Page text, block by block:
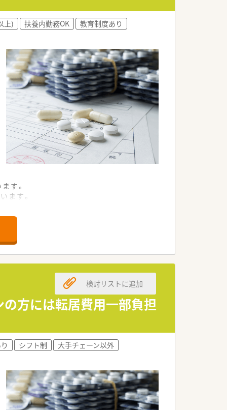
上) 扶養内勤務OK
教育制度あり
す。
ます。
す。
ています。
ます。
中です。
でいます。
かりです。
方には転居費用一部負担
検討リストに追加
シフト制
大手チェーン以外